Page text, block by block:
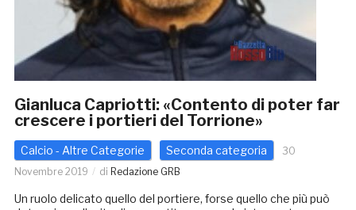
Gianluca Capriotti: «Contento di poter far
crescere i portieri del Torrione»
Calcio - Altre Categorie Seconda categoria
30
Novembre 2019
di Redazione GRB
Un ruolo delicato quello del portiere, forse quello che più può